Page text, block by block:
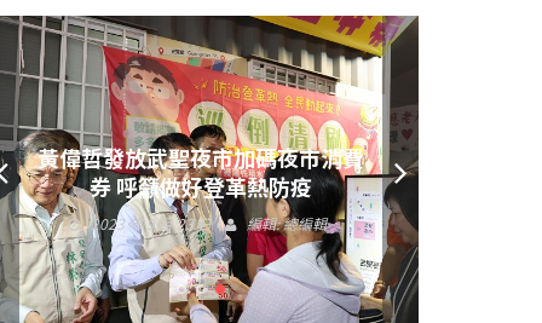
黃偉哲發放武聖夜市加碼夜市消費
券 呼籲做好登革熱防疫
2023 年 9 月 23 日 編輯:總編輯